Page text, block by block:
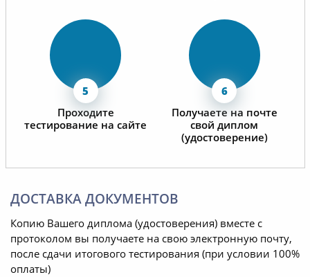
Проходите
тестирование на сайте
Получаете на почте
свой диплом
(удостоверение)
ДОСТАВКА ДОКУМЕНТОВ
Копию Вашего диплома (удостоверения) вместе с
протоколом вы получаете на свою электронную почту,
после сдачи итогового тестирования (при условии 100%
оплаты)